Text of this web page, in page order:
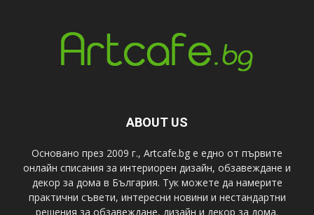
ABOUT US
Основано през 2009 г., Artcafe.bg е едно от първите
онлайн списания за интериорен дизайн, обзавеждане и
декор за дома в България. Тук можете да намерите
практични съвети, интересни новини и нестандартни
решения за обзавеждане, дизайн и декор за дома.